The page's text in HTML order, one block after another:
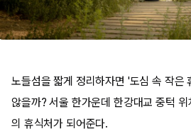
노들섬을 짧게 정리하자면 '도심 속 작은
않을까? 서울 한가운데 한강대교 중턱
의 휴식처가 되어준다.